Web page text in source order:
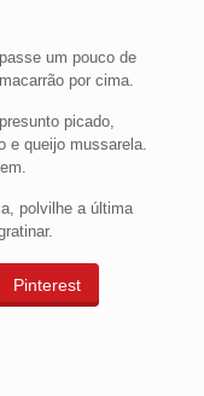
um pouco de
por cima.
picado,
e queijo mussarela.
polvilhe a última
Pinterest